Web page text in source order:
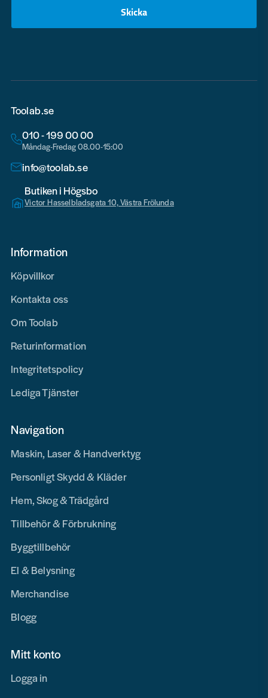
Skicka
Toolab.se
010 - 199 00 00
Måndag-Fredag 08.00-15:00
info@toolab.se
Butiken i Högsbo
Victor Hasselbladsgata 10, Västra Frölunda
Information
Köpvillkor
Kontakta oss
Om Toolab
Returinformation
Integritetspolicy
Lediga Tjänster
Navigation
Maskin, Laser & Handverktyg
Personligt Skydd & Kläder
Hem, Skog & Trädgård
Tillbehör & Förbrukning
Byggtillbehör
El & Belysning
Merchandise
Blogg
Mitt konto
Logga in